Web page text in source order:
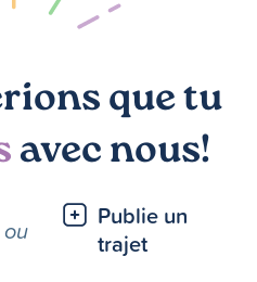
que tu
avec nous!
ou
Publie un
trajet